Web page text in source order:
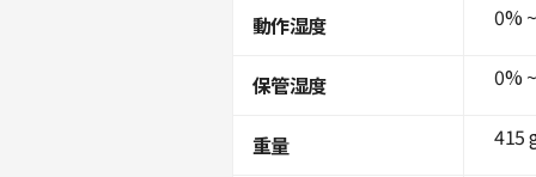
動作湿度
保管湿度
重量
0%
0%
415